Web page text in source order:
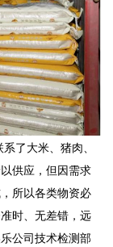
了大米、猪肉、
供应，但因需求
所以各类物资必
时、无差错，远
公司技术检测部